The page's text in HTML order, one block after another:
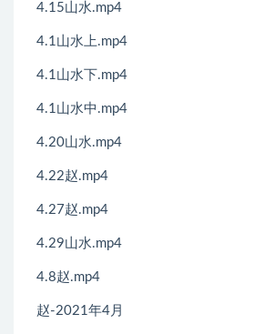
4.15山水.mp4
4.1山水上.mp4
4.1山水下.mp4
4.1山水中.mp4
4.20山水.mp4
4.22赵.mp4
4.27赵.mp4
4.29山水.mp4
4.8赵.mp4
赵-2021年4月